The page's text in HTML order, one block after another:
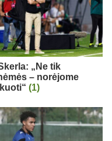
„Ne tik
– norėjome
(1)